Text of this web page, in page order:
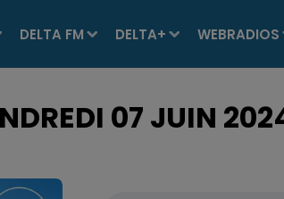
DELTA FM DELTA+ WEBRADIOS
07 JUIN